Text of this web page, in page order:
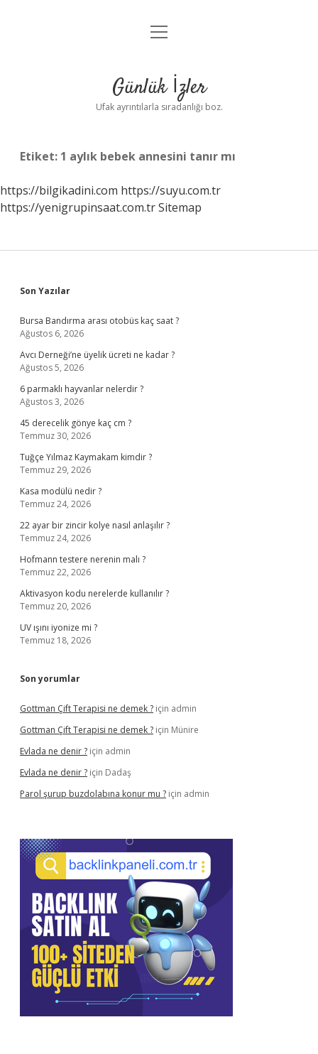
Anasayfa
Yasal Uyarı
menüyü
Günlük İzler
Ufak ayrıntılarla sıradanlığı boz.
Etiket: 1 aylık bebek annesini tanır mı
https://bilgikadini.com https://suyu.com.tr
https://yenigrupinsaat.com.trSitemap
Sidebar
Son Yazılar
Bursa Bandırma arası otobüs kaç saat ?
Ağustos 6, 2026
Avcı Derneği’ne üyelik ücreti ne kadar ?
Ağustos 5, 2026
6 parmaklı hayvanlar nelerdir ?
Ağustos 3, 2026
45 derecelik gönye kaç cm ?
Temmuz 30, 2026
Tuğçe Yılmaz Kaymakam kimdir ?
Temmuz 29, 2026
Kasa modülü nedir ?
Temmuz 24, 2026
22 ayar bir zincir kolye nasıl anlaşılır ?
Temmuz 24, 2026
Hofmann testere nerenin malı ?
Temmuz 22, 2026
Aktivasyon kodu nerelerde kullanılır ?
Temmuz 20, 2026
UV ışını iyonize mi ?
Temmuz 18, 2026
Son yorumlar
Gottman Çift Terapisi ne demek ? için admin
Gottman Çift Terapisi ne demek ? için Münire
Evlada ne denir ? için admin
Evlada ne denir ? için Dadaş
Parol şurup buzdolabına konur mu ? için admin